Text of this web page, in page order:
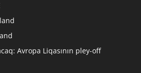
Avropa Liqasının pley-off